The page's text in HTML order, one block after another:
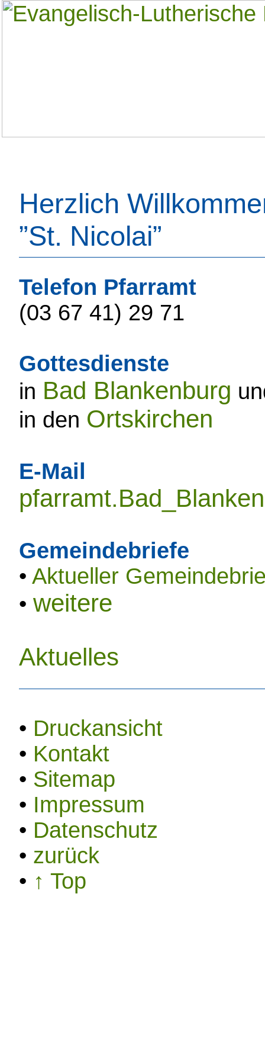
Herzlich
”St. Nicolai”
Telefon Pfarramt
(03 67 41) 29 71
Gottesdienste
in Bad Blankenburg
in den Ortskirchen
E-Mail
Gemeindebriefe
• Aktueller
• weitere
Aktuelles
• Druckansicht
• Kontakt
• Sitemap
• Impressum
• Datenschutz
• zurück
• ↑ Top